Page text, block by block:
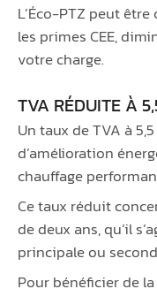
L’Éco-PTZ peut
les primes CEE,
votre charge.
TVA RÉDUITE À
Un taux de TVA à
d’amélioration
chauffage
Ce taux réduit
de deux ans, qu’il
principale ou
Pour bénéficier de